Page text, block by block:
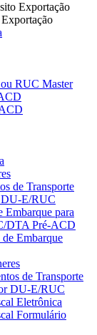
Exportação
RUC Master
de Transporte
DU-E/RUC
Embarque para
DTA Pré-ACD
Embarque
de Transporte
DU-E/RUC
Eletrônica
Formulário